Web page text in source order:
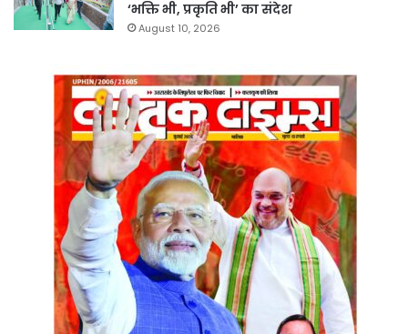
‘भक्ति भी, प्रकृति भी’ का संदेश
August 10, 2026